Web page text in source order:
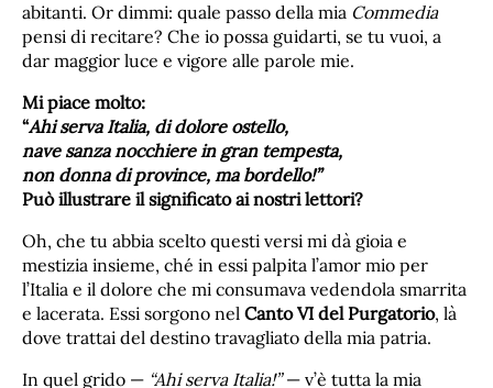
abitanti. Or dimmi: quale passo della mia Commedia
pensi di recitare? Che io possa guidarti, se tu vuoi, a
dar maggior luce e vigore alle parole mie.
Mi piace molto:
“Ahi serva Italia, di dolore ostello,
nave sanza nocchiere in gran tempesta,
non donna di province, ma bordello!”
Può illustrare il significato ai nostri lettori?
Oh, che tu abbia scelto questi versi mi dà gioia e
mestizia insieme, ché in essi palpita l’amor mio per
l’Italia e il dolore che mi consumava vedendola smarrita
e lacerata. Essi sorgono nel Canto VI del Purgatorio, là
dove trattai del destino travagliato della mia patria.
In quel grido — “Ahi serva Italia!”— v’è tutta la mia